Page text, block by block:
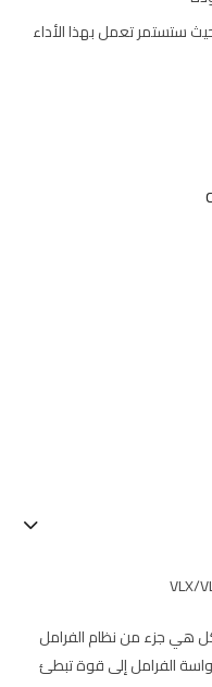
ستستمر تعمل بهذا الأداء
هي جزء من نظام الفرامل
الفرامل إلى قوة تبطئ